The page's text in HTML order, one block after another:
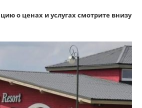
о ценах и услугах смотрите внизу